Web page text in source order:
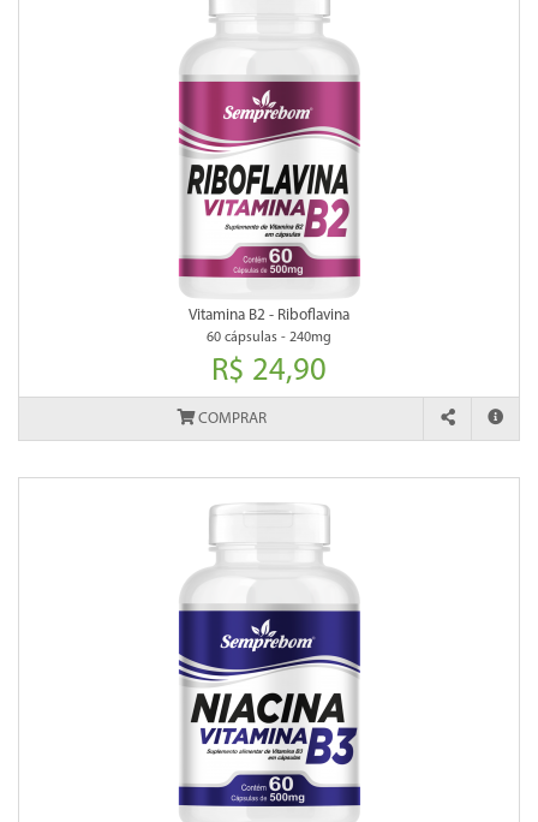
Vitamina B2 - Riboflavina
60 cápsulas - 240mg
R$ 24,90
COMPRAR